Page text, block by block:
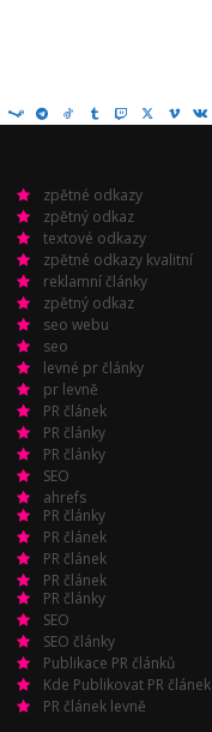
zpětné odkazy
zpětný odkaz
textové odkazy
zpětné odkazy kvalitní
reklamní články
zpětný odkaz
seo webu
seo
levné pr články
pr levně
PR článek
PR články
PR články
SEO
ahrefs
PR články
PR článek
PR článek
PR článek
PR články
SEO
SEO články
Publikace PR článků
Kde Publikovat PR článek
PR článek levně